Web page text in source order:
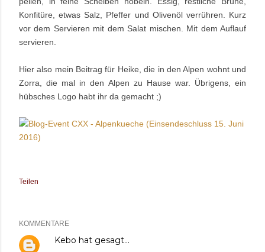
Konfitüre, etwas Salz, Pfeffer und Olivenöl verrühren. Kurz
vor dem Servieren mit dem Salat mischen. Mit dem Auflauf
servieren.
Hier also mein Beitrag für Heike, die in den Alpen wohnt und
Zorra, die mal in den Alpen zu Hause war. Übrigens, ein
hübsches Logo habt ihr da gemacht ;)
Teilen
KOMMENTARE
Kebo hat gesagt…